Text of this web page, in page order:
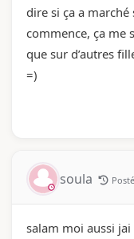
dire si ça a marché
commence, ça me
que sur d’autres
=)
soula
salam moi aussi